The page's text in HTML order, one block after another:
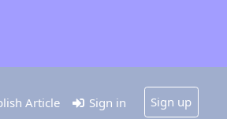
Article Sign in Sign up